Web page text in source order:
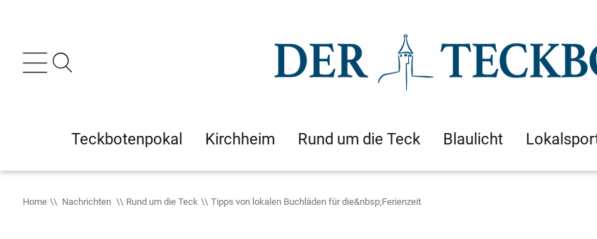
Teckbotenpokal Kirchheim Rund um die Teck Blaulicht
Home Nachrichten Rund um die Teck Tipps von lokalen Buchläden für die&nbsp;Ferienzeit